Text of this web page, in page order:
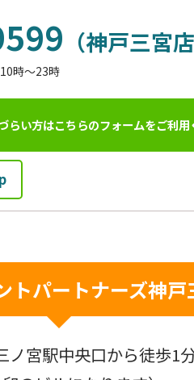
（神戸三宮店
時～23時
らい方はこちらのフォームをご利
トパートナーズ神戸
宮駅中央口から徒歩1